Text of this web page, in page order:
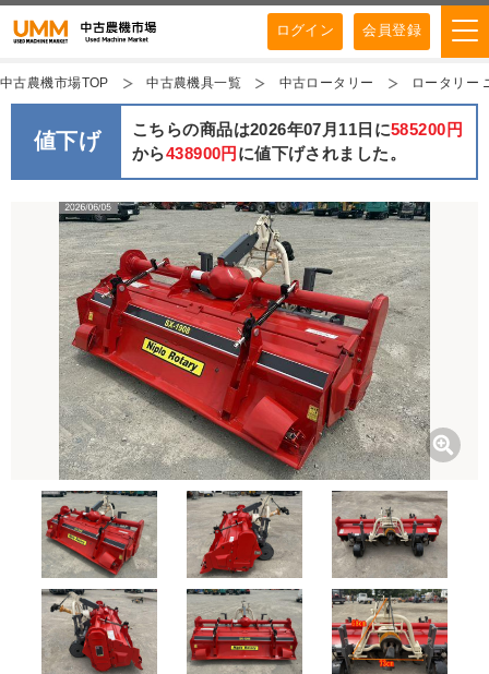
ログイン 会員登録
中古農機市場TOP 中古農機具一覧 中古ロータリー ロータリー
値下げ こちらの商品は2026年07月11日に585200円
から438900円 に値下げされました。